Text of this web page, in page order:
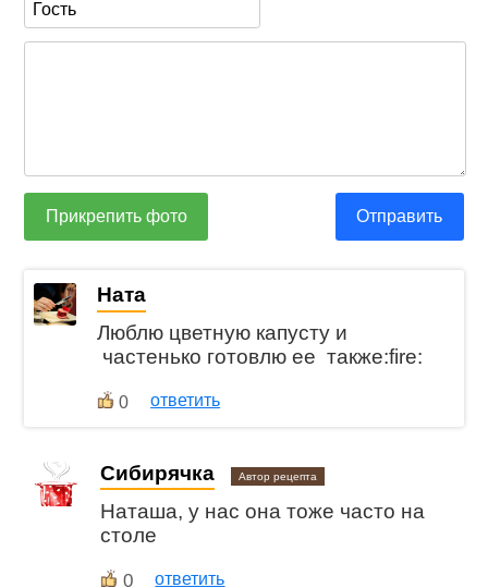
Прикрепить фото Отправить
Ната
Люблю цветную капусту и
частенько готовлю ее также:fire:
0 ответить
Сибирячка Автор рецепта
Наташа, у нас она тоже часто на
столе
0 ответить